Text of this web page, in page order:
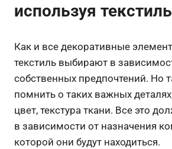
используя текстиль
Как и все декоративные
текстиль выбирают в
собственных предпочтений. Но
помнить о таких важных
цвет, текстура ткани. Все это
в зависимости от назначения
которой они будут находиться.